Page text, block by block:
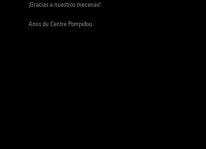
¡Gracias a nuestros mecenas!
Amis du Centre Pompidou